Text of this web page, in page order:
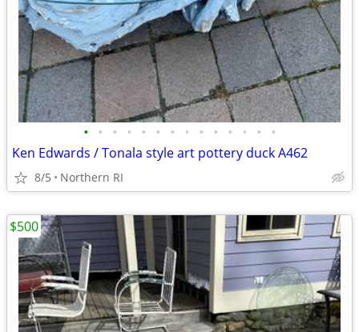
• • • • • • • • • • • • • •
Ken Edwards / Tonala style art pottery duck A462
8/5 Northern RI
$500